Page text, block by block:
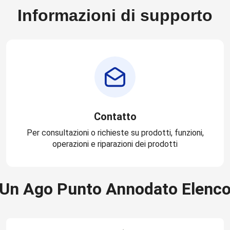
Informazioni di supporto
Contatto
Per consultazioni o richieste su prodotti, funzioni,
operazioni e riparazioni dei prodotti
Ago Punto Annodato